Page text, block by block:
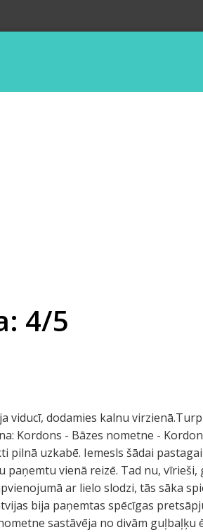
4/5
viducī, dodamies kalnu
Kordons - Bāzes nometne -
pilnā uzkabē. Iemesls šādai
paņemtu vienā reizē. Tad nu,
ar lielo slodzi, tās sāka
bija paņemtas spēcīgas
sastāvēja no divām guļbaļķu